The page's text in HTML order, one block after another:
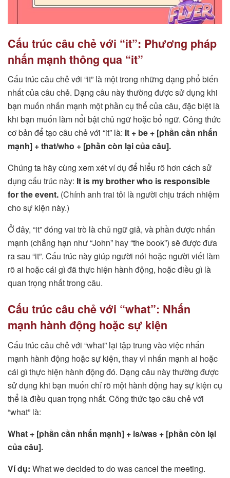
Cấu trúc câu chẻ với “it”: Phương pháp
nhấn mạnh thông qua “it”
Cấu trúc câu chẻ với “it” là một trong những dạng phổ biến
nhất của câu chẻ. Dạng câu này thường được sử dụng khi
bạn muốn nhấn mạnh một phần cụ thể của câu, đặc biệt là
khi bạn muốn làm nổi bật chủ ngữ hoặc bổ ngữ. Công thức
cơ bản để tạo câu chẻ với “it” là: It + be + [phần cần nhấn
mạnh] + that/who + [phần còn lại của câu].
Chúng ta hãy cùng xem xét ví dụ để hiểu rõ hơn cách sử
dụng cấu trúc này: It is my brother who is responsible
for the event. (Chính anh trai tôi là người chịu trách nhiệm
cho sự kiện này.)
Ở đây, “it” đóng vai trò là chủ ngữ giả, và phần được nhấn
mạnh (chẳng hạn như “John” hay “the book”) sẽ được đưa
ra sau “it”. Cấu trúc này giúp người nói hoặc người viết làm
rõ ai hoặc cái gì đã thực hiện hành động, hoặc điều gì là
quan trọng nhất trong câu.
Cấu trúc câu chẻ với “what”: Nhấn
mạnh hành động hoặc sự kiện
Cấu trúc câu chẻ với “what” lại tập trung vào việc nhấn
mạnh hành động hoặc sự kiện, thay vì nhấn mạnh ai hoặc
cái gì thực hiện hành động đó. Dạng câu này thường được
sử dụng khi bạn muốn chỉ rõ một hành động hay sự kiện cụ
thể là điều quan trọng nhất. Công thức tạo câu chẻ với
“what” là:
What + [phần cần nhấn mạnh] + is/was + [phần còn lại
của câu].
Ví dụ: What we decided to do was cancel the meeting.